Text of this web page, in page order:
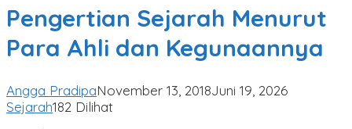
Menurut
Para
Ahli
Kegunaannya
Pengertian Sejarah Menurut
Para Ahli dan Kegunaannya
Angga PradipaNovember 13, 2018Juni 19, 2026
Sejarah182 Dilihat